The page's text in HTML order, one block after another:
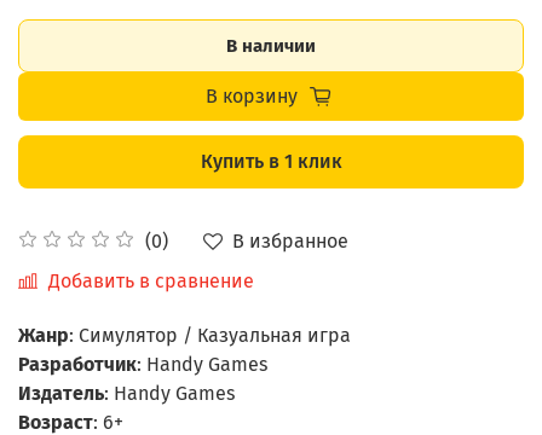
(0)
В избранное
Добавить в сравнение
В наличии
В корзину
Купить в 1 клик
Жанр: Симулятор / Казуальная игра
Разработчик: Handy Games
Издатель: Handy Games
Возраст: 6+